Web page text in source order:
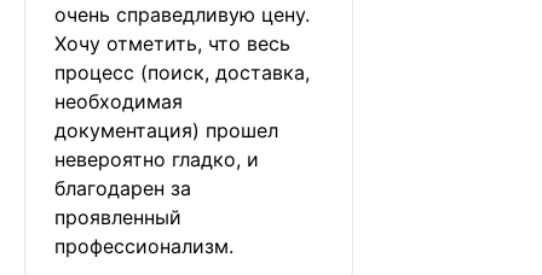
очень справедливую цену.
Хочу отметить, что весь
процесс (поиск, доставка,
необходимая
документация) прошел
невероятно гладко, и
благодарен за
проявленный
профессионализм.